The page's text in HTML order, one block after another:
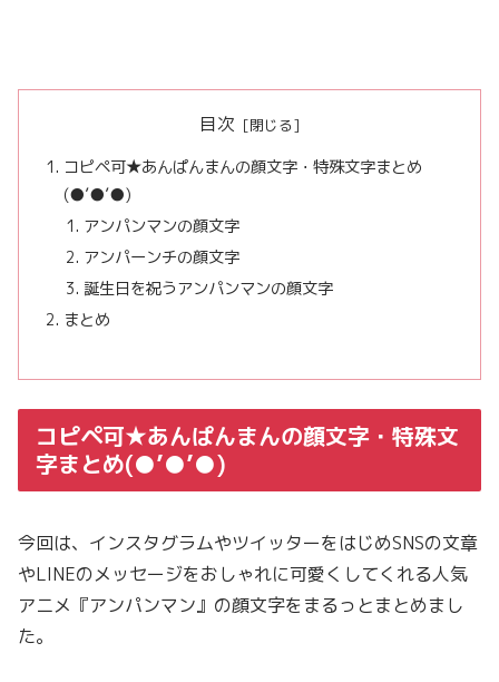
目次
コピペ可★あんぱんまんの顔文字・特殊文字まとめ
(●’●’●)
アンパンマンの顔文字
アンパーンチの顔文字
誕生日を祝うアンパンマンの顔文字
まとめ
コピペ可★あんぱんまんの顔文字・特殊文
字まとめ(●’●’●)
今回は、インスタグラムやツイッターをはじめSNSの文章
やLINEのメッセージをおしゃれに可愛くしてくれる人気
アニメ『アンパンマン』の顔文字をまるっとまとめまし
た。